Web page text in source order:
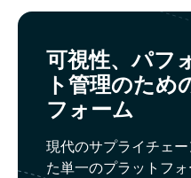
可視性、パフ
ト管理のため
フォーム
現代のサプライチェ
た単一のプラットフォ